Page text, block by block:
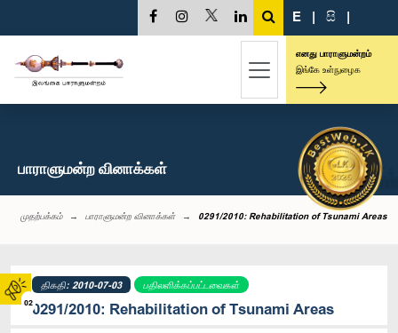
02
E | සි |
எனது பாராளுமன்றம்
இங்கே உள்நுழைக
பாராளுமன்ற வினாக்கள்
முதற்பக்கம் பாராளுமன்ற வினாக்கள் 0291/2010: Rehabilitation of Tsunami Areas
திகதி: 2010-07-03 பதிலளிக்கப்பட்டவைகள்
0291/2010: Rehabilitation of Tsunami Areas